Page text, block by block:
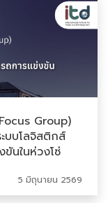
Group)
บบโลจิสติกส์
ขันในห่วงโซ่
5 มิถุนายน 2569